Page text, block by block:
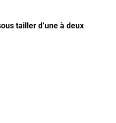
tailler d’une à deux